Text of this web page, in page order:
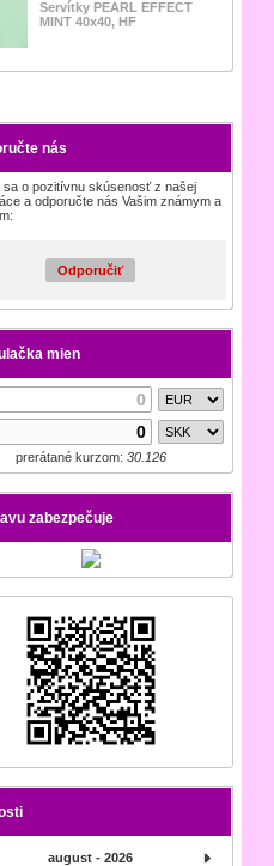
Servítky PEARL EFFECT
MINT 40x40, HF
nás
sa o pozitívnu skúsenosť z našej
a odporučte nás Vašim známym a
Odporučiť
mien
prerátané kurzom: 30.126
zabezpečuje
august - 2026